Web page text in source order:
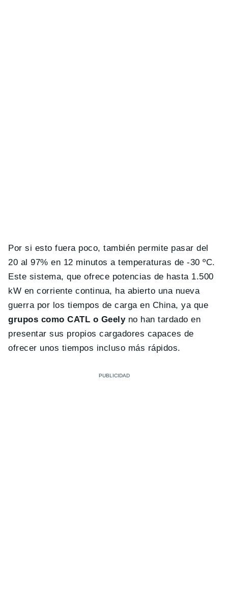
Por si esto fuera poco, también permite pasar del
20 al 97% en 12 minutos a temperaturas de -30 ºC .
Este sistema, que ofrece potencias de hasta 1.500
kW en corriente continua, ha abierto una nueva
guerra por los tiempos de carga en China, ya que
grupos como CATL o Geelyno han tardado en
presentar sus propios cargadores capaces de
ofrecer unos tiempos incluso más rápidos.